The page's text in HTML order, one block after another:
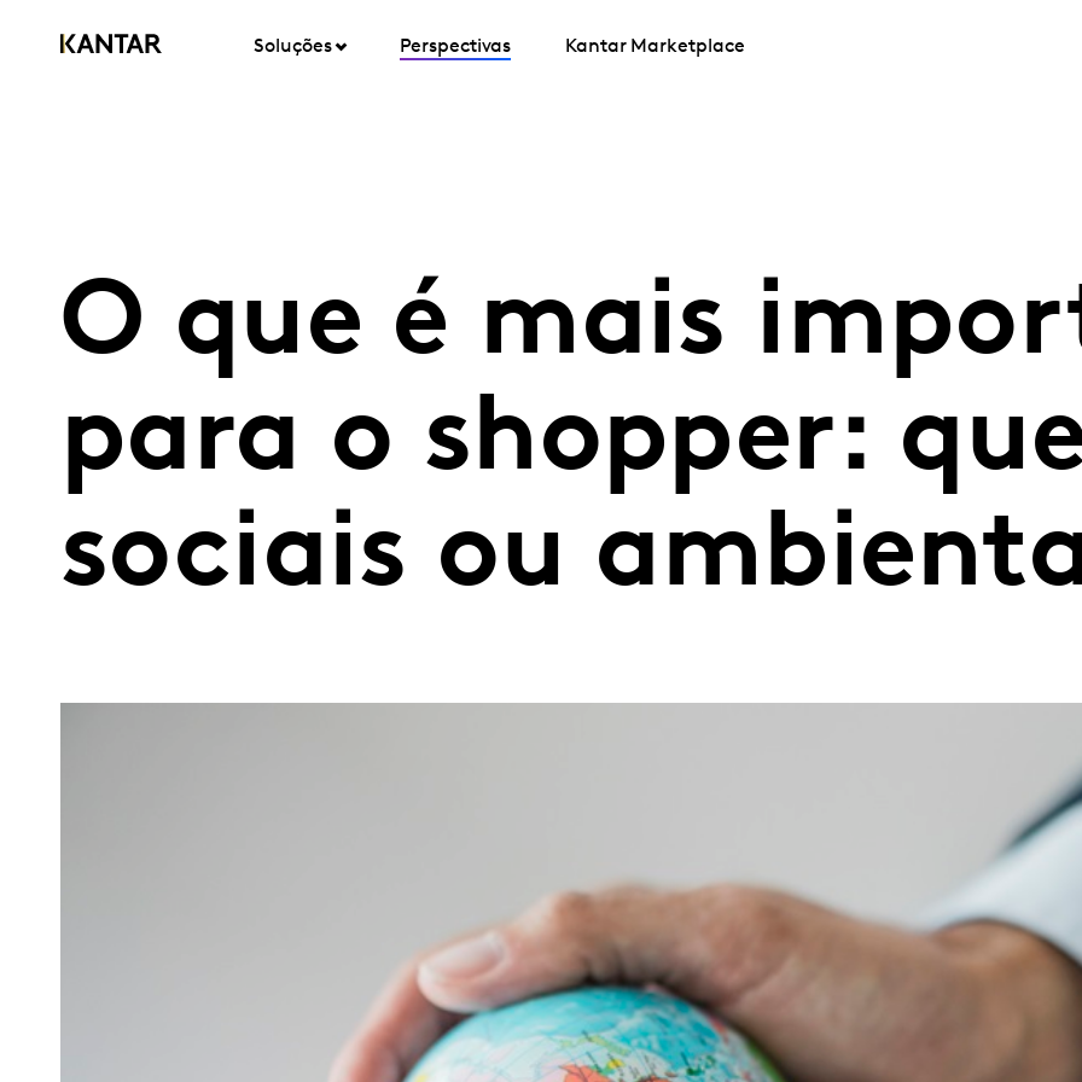
Soluções Perspectivas Kantar Marketplace
O que é mais
para o shopper:
sociais ou